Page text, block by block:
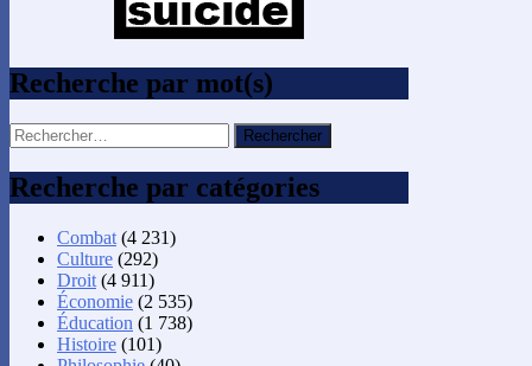
Recherche par mot(s)
Rechercher :
Recherche par catégories
Combat (4 231)
Culture (292)
Droit (4 911)
Économie (2 535)
Éducation (1 738)
Histoire (101)